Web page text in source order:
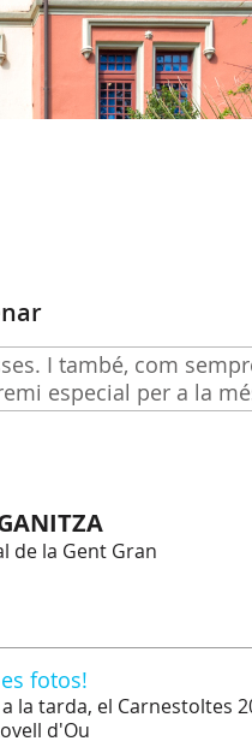
I també, com
especial per a la
de la Gent Gran
fotos!
la tarda, el Carnestoltes
d'Ou